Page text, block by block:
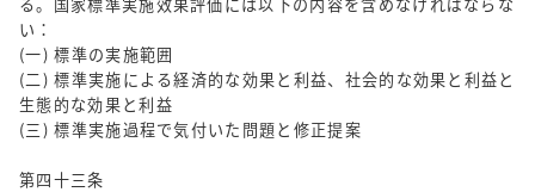
い：
(一) 標準の実施範囲
(二) 標準実施による経済的な効果と利益、社会的な効果と利益と
生態的な効果と利益
(三) 標準実施過程で気付いた問題と修正提案
第四十三条